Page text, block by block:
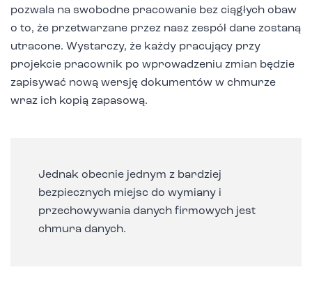
pozwala na swobodne pracowanie bez ciągłych obaw
o to, że przetwarzane przez nasz zespół dane zostaną
utracone. Wystarczy, że każdy pracujący przy
projekcie pracownik po wprowadzeniu zmian będzie
zapisywać nową wersję dokumentów w chmurze
wraz ich kopią zapasową.
Jednak obecnie jednym z bardziej
bezpiecznych miejsc do wymiany i
przechowywania danych firmowych jest
chmura danych.